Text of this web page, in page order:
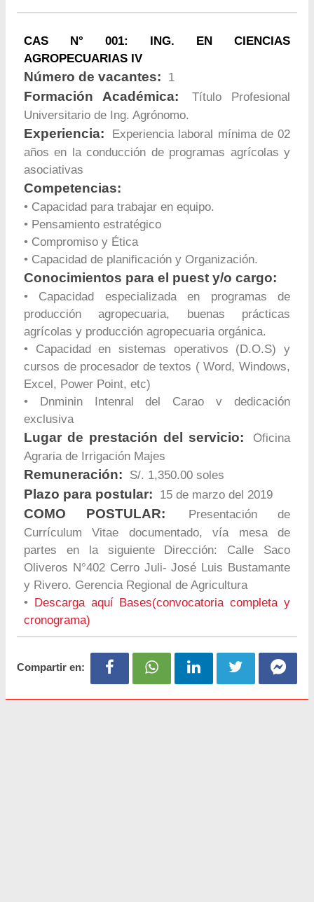
CAS N° 001: ING. EN CIENCIAS
AGROPECUARIAS IV
Número de vacantes: 1
Formación Académica:
Título Profesional
Universitario de Ing. Agrónomo.
Experiencia:
Experiencia laboral mínima de 02
años en la conducción de programas agrícolas y
asociativas
Competencias:
• Capacidad para trabajar en equipo.
• Pensamiento estratégico
• Compromiso y Ética
• Capacidad de planificación y Organización.
Conocimientos para el puest y/o cargo:
• Capacidad especializada en programas de
producción agropecuaria, buenas prácticas
agrícolas y producción agropecuaria orgánica.
• Capacidad en sistemas operativos (D.O.S) y
cursos de procesador de textos ( Word, Windows,
Excel, Power Point, etc)
• Dnminin Intenral del Carao v dedicación
exclusiva
Lugar de prestación del servicio:
Oficina
Agraria de Irrigación Majes
Remuneración: S/. 1,350.00 soles
Plazo para postular: 15 de marzo del 2019
COMO POSTULAR:
Presentación de
Currículum Vitae documentado, vía mesa de
partes en la siguiente Dirección: Calle Saco
Oliveros N°402 Cerro Juli- José Luis Bustamante
y Rivero. Gerencia Regional de Agricultura
•
Descarga aquí Bases(convocatoria completa y
cronograma)
Compartir en: